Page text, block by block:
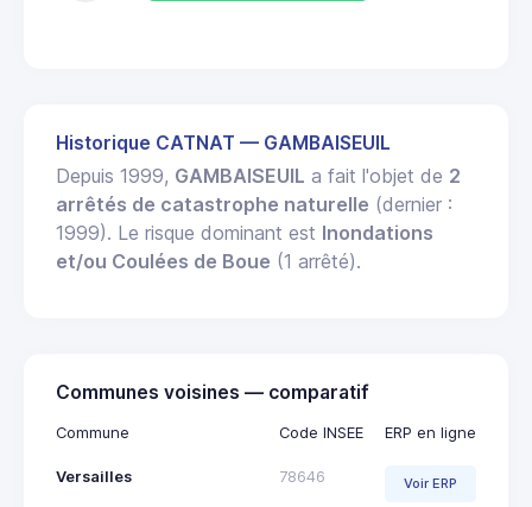
Historique CATNAT — GAMBAISEUIL
Depuis 1999, GAMBAISEUIL a fait l'objet de 2
arrêtés de catastrophe naturelle (dernier :
1999). Le risque dominant est Inondations
et/ou Coulées de Boue (1 arrêté).
Communes voisines — comparatif
Commune Code INSEE ERP en ligne
Versailles 78646 Voir ERP